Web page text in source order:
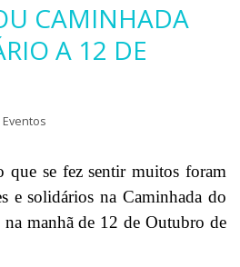
CAMINHADA
A 12 DE
Eventos
que se fez sentir muitos foram
e solidários na Caminhada do
manhã de 12 de Outubro de